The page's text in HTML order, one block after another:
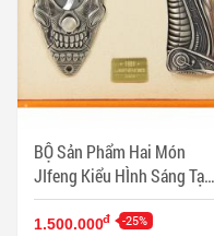
BỘ Sản Phẩm Hai Món
JIfeng Kiểu HÌnh Sáng Tạo
Sang TRọng - Mã SP:
PKXG355
1.500.000đ -25%